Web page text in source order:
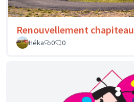
Renouvellement chapiteau
Héka
0 0